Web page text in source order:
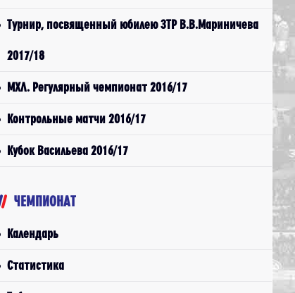
Турнир, посвященный юбилею ЗТР В.В.Мариничева
2017/18
МХЛ. Регулярный чемпионат 2016/17
Контрольные матчи 2016/17
Кубок Васильева 2016/17
ЧЕМПИОНАТ
Календарь
Статистика